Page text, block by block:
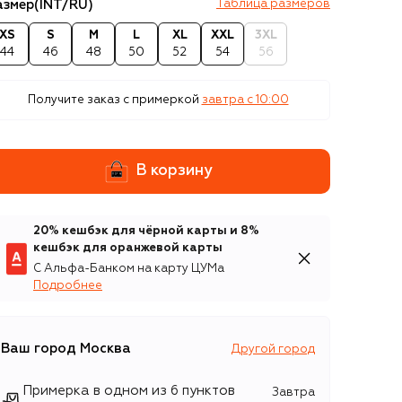
(INT/RU) Таблица размеров
XS
44
S
46
M
48
L
50
XL
52
XXL
54
3XL
56
Получите заказ с примеркой завтра c 10:00
В корзину
20% кешбэк для чёрной карты и 8%
кешбэк для оранжевой карты
С Альфа-Банком на карту ЦУМа
Подробнее
Ваш город Москва Другой город
Примерка в одном из 6 пунктов Завтра